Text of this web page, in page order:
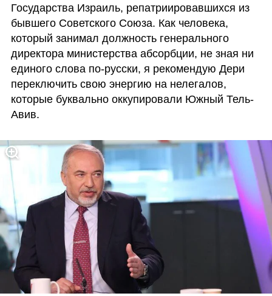
Государства Израиль, репатриировавшихся из
бывшего Советского Союза. Как человека,
который занимал должность генерального
директора министерства абсорбции, не зная ни
единого слова по-русски, я рекомендую Дери
переключить свою энергию на нелегалов,
которые буквально оккупировали Южный Тель-
Авив.